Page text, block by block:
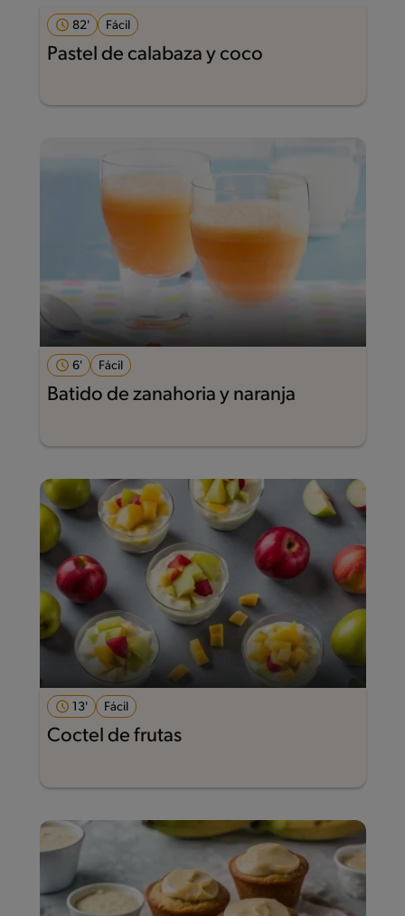
82' Fácil
Pastel de calabaza y coco
6' Fácil
Batido de zanahoria y naranja
13' Fácil
Coctel de frutas